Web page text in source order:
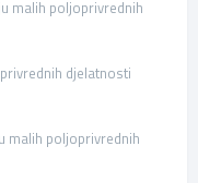
malih poljoprivrednih
djelatnosti
malih poljoprivrednih